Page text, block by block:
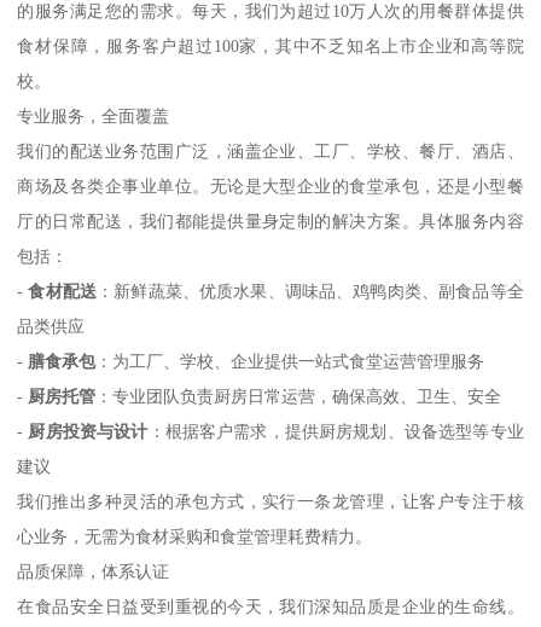
的服务满足您的需求。每天，我们为超过10万人次的用餐群体提供
食材保障，服务客户超过100家，其中不乏知名上市企业和高等院
校。
专业服务，全面覆盖
我们的配送业务范围广泛，涵盖企业、工厂、学校、餐厅、酒店、
商场及各类企事业单位。无论是大型企业的食堂承包，还是小型餐
厅的日常配送，我们都能提供量身定制的解决方案。具体服务内容
包括：
-食材配送 ：新鲜蔬菜、优质水果、调味品、鸡鸭肉类、副食品等全
品类供应
- 膳食承包：为工厂、学校、企业提供一站式食堂运营管理服务
- 厨房托管 ：专业团队负责厨房日常运营，确保高效、卫生、安全
- 厨房投资与设计 ：根据客户需求，提供厨房规划、设备选型等专业
建议
我们推出多种灵活的承包方式，实行一条龙管理，让客户专注于核
心业务，无需为食材采购和食堂管理耗费精力。
品质保障，体系认证
在食品安全日益受到重视的今天，我们深知品质是企业的生命线。